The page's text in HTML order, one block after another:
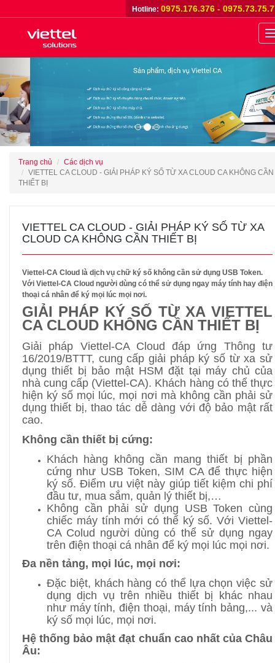
Hotline: 0975.176.376 -
Trang chủ
Các dịch vụ
VIETTEL CA CLOUD - GIẢI PHÁP KÝ SỐ TỪ XA CLOUD CA KHÔNG CẦN
THIẾT BỊ
VIETTEL CA CLOUD - GIẢI PHÁP KÝ SỐ TỪ XA
CLOUD CA KHÔNG CẦN THIẾT BỊ
Viettel-CA Cloud là dịch vụ chữ ký số không cần sử dụng USB Token.
Với Viettel-CA Cloud người dùng có thể sử dụng ngay máy tính hay điện
thoại cá nhân để ký mọi lúc mọi nơi.
GIẢI PHÁP KÝ SỐ TỪ XA VIETTEL
CA CLOUD KHÔNG CẦN THIẾT BỊ
Giải pháp Viettel-CA Cloud đáp ứng Thông tư
16/2019/BTTT, cung cấp giải pháp ký số từ xa sử
dụng thiết bị bảo mật HSM đặt tại máy chủ của
nhà cung cấp (Viettel-CA). Khách hàng có thể thực
hiện ký số mọi lúc, mọi nơi mà không cần phải sử
dụng thiết bị, thao tác dễ dàng với độ bảo mật rất
cao.
Không cần thiết bị cứng:
Khách hàng không cần mang thiết bị phần
cứng như USB Token, SIM CA để thực hiện
ký số. Điểm ưu việt này giúp tiết kiệm chi phí
đầu tư, mua sắm, quản lý thiết bị,…
Không cần phải sử dụng USB Token cùng
chiếc máy tính mới có thể ký số. Với Viettel-
CA Colud người dùng có thể sử dụng ngay
trên điện thoại cá nhân để ký mọi lúc mọi nơi.
Đa nền tảng, mọi lúc, mọi nơi:
Đặc biệt, khách hàng có thể lựa chọn việc sử
dụng dịch vụ trên nhiều thiết bị khác nhau
như máy tính, điện thoại, máy tính bảng,... và
ký số mọi lúc, mọi nơi.
Hệ thống bảo mật đạt chuẩn cao nhất của Châu
Âu: